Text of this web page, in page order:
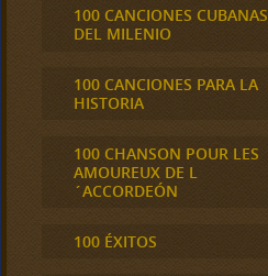
100 CANCIONES CUBANAS
DEL MILENIO
100 CANCIONES PARA LA
HISTORIA
100 CHANSON POUR LES
AMOUREUX DE L
´ACCORDEÓN
100 ÉXITOS